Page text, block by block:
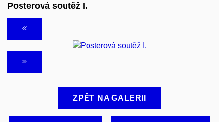
Posterová soutěž I.
ZPĚT NA GALERII